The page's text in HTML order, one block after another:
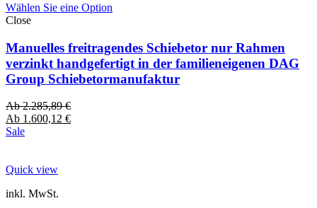
Wählen Sie eine Option
Close
Manuelles freitragendes Schiebetor nur Rahmen
verzinkt handgefertigt in der familieneigenen DAG
Group Schiebetormanufaktur
Ab2.285,89€
Ab 1.600,12 €
Sale
Quick view
inkl. MwSt.